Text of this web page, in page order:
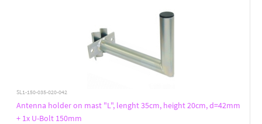
SL1-150-035-020-042
Antenna holder on mast "L", lenght 35cm, height 20cm, d=42mm
+ 1x U-Bolt 150mm